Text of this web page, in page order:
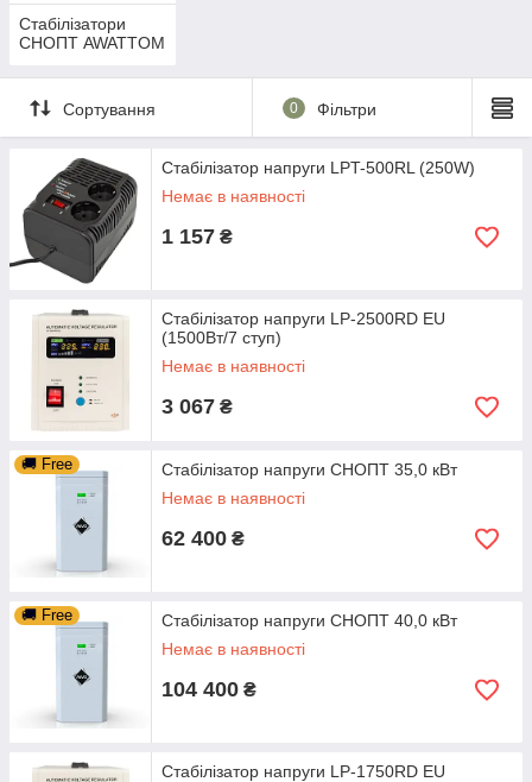
навантаження до мережі. Гарантія: 3 роки. Доставка по всій
Україні.
Стабілізатори
СНОПТ AWATTOM
Сортування 0 Фільтри
Стабілізатор напруги LPT-500RL (250W)
Немає в наявності
1 157 ₴
Стабілізатор напруги LP-2500RD EU
(1500Вт/7 ступ)
Немає в наявності
3 067 ₴
🚚 Free
Стабілізатор напруги СНОПТ 35,0 кВт
Немає в наявності
62 400 ₴
🚚 Free
Стабілізатор напруги СНОПТ 40,0 кВт
Немає в наявності
104 400 ₴
Стабілізатор напруги LP-1750RD EU